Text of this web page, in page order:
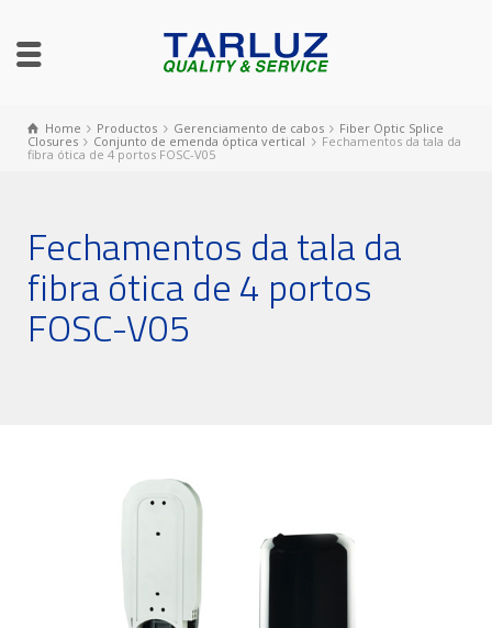
Home Productos Gerenciamento de cabos
Fiber Optic Splice
Closures
Conjunto de emenda óptica vertical
Fechamentos da tala da
fibra ótica de 4 portos FOSC-V05
Fechamentos da tala da
fibra ótica de 4 portos
FOSC-V05